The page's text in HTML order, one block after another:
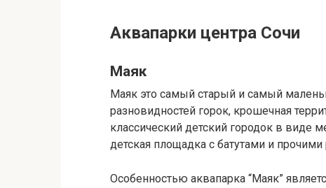
Аквапарки центра Сочи
Маяк
Маяк это самый старый и самый
разновидностей горок, крошечная
классический детский городок в виде
детская площадка с батутами и
Особенностью аквапарка “Маяк”